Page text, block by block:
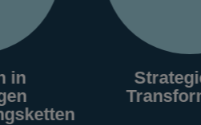
Strategie und
Transformation